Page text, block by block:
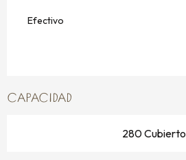
Efectivo
CAPACIDAD
280 Cubierto